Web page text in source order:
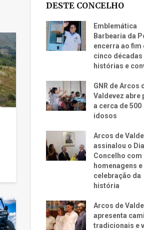
DESTE CONCELHO
Emblemática
Barbearia da
encerra ao fim
cinco décadas
histórias e
GNR de Arcos
Valdevez abre
a cerca de 500
idosos
Arcos de
assinalou o
Concelho com
homenagens e
celebração da
história
Arcos de
apresenta
tradicionais e